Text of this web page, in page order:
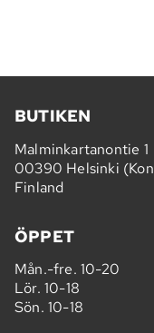
BUTIKEN
Malminkartanontie 1
00390 Helsinki
Finland
ÖPPET
Mån.-fre. 10-20
Lör. 10-18
Sön. 10-18